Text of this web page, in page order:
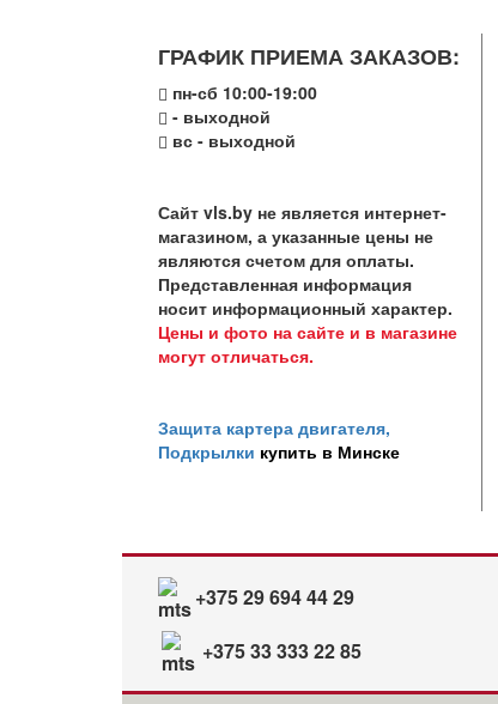
ГРАФИК ПРИЕМА ЗАКАЗОВ:
пн-сб 10:00-19:00
- выходной
вс - выходной
Сайт vls.by не является интернет-
магазином, а указанные цены не
являются счетом для оплаты.
Представленная информация
носит информационный характер.
Цены и фото на сайте и в магазине
могут отличаться.
Защита картера двигателя,
Подкрылки купить в Минске
+375 29 694 44 29
+375 33 333 22 85